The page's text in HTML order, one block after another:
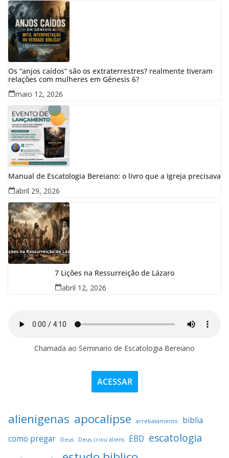
Os “anjos caídos” são os extraterrestres? realmente tiveram
relações com mulheres em Gênesis 6?
maio 12, 2026
Manual de Escatologia Bereiano: o livro que a Igreja precisava
abril 29, 2026
7 Lições na Ressurreição de Lázaro
abril 12, 2026
Chamada ao Seminario de Escatologia Bereiano
ACESSAR
alienigenas apocalipse arrebatamento
biblia
como pregar
Deus Deus criou aliens EBD escatologia